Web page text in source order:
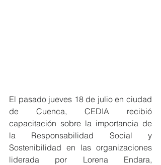
El pasado jueves 18 de julio en ciudad
de Cuenca, CEDIA recibió
capacitación sobre la importancia de
la Responsabilidad Social y
Sostenibilidad en las organizaciones
liderada por Lorena Endara,